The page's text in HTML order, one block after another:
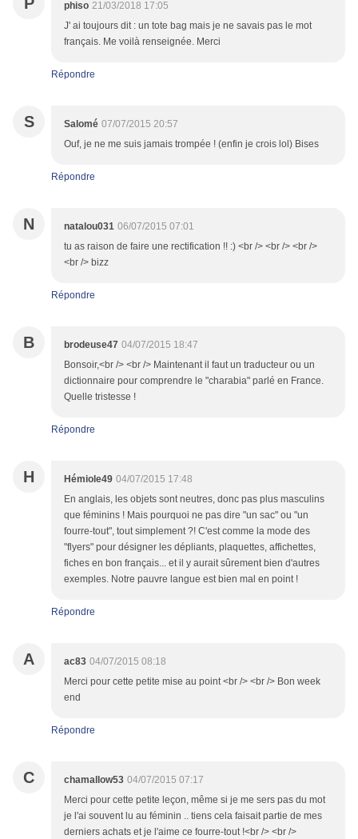
phiso 21/03/2018 17:05
J' ai toujours dit : un tote bag mais je ne savais pas le mot
français. Me voilà renseignée. Merci
Répondre
S Salomé 07/07/2015 20:57
Ouf, je ne me suis jamais trompée ! (enfin je crois lol) Bises
Répondre
N natalou031 06/07/2015 07:01
tu as raison de faire une rectification !! :) <br /> <br /> <br />
<br /> bizz
Répondre
B brodeuse47 04/07/2015 18:47
Bonsoir,<br /> <br /> Maintenant il faut un traducteur ou un
dictionnaire pour comprendre le "charabia" parlé en France.
Quelle tristesse !
Répondre
H Hémiole49 04/07/2015 17:48
En anglais, les objets sont neutres, donc pas plus masculins
que féminins ! Mais pourquoi ne pas dire "un sac" ou "un
fourre-tout", tout simplement ?! C'est comme la mode des
"flyers" pour désigner les dépliants, plaquettes, affichettes,
fiches en bon français... et il y aurait sûrement bien d'autres
exemples. Notre pauvre langue est bien mal en point !
Répondre
A ac83 04/07/2015 08:18
Merci pour cette petite mise au point <br /> <br /> Bon week
end
Répondre
C chamallow53 04/07/2015 07:17
Merci pour cette petite leçon, même si je me sers pas du mot
je l'ai souvent lu au féminin .. tiens cela faisait partie de mes
derniers achats et je l'aime ce fourre-tout !<br /> <br />